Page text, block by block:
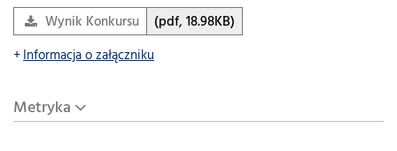
Wynik Konkursu
(pdf, 18.98KB)
Informacja o załączniku
Metryka